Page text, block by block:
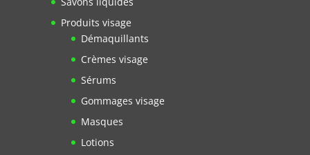
Produits visage
Démaquillants
Crèmes visage
Sérums
Gommages visage
Masques
Lotions